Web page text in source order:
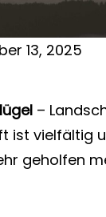
13, 2025
–
ist vielfältig
geholfen